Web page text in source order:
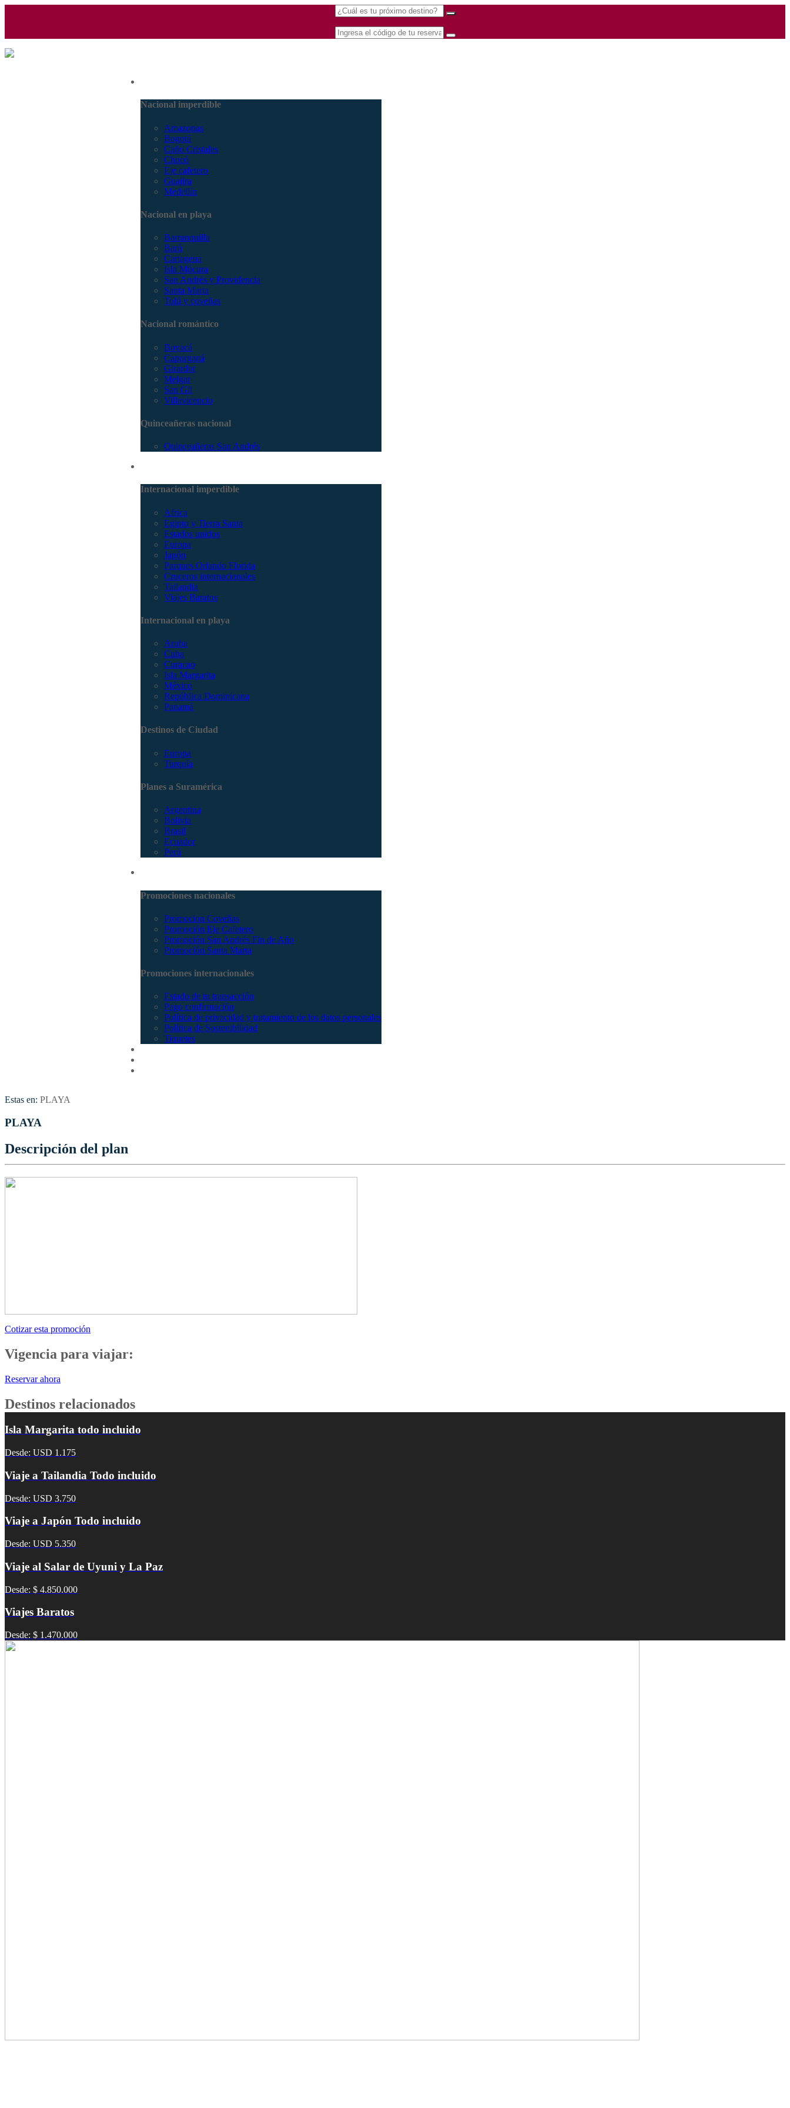
Nacional imperdible
Amazonas
Bogotá
Caño Cristales
Chocó
Eje cafetero
Guajira
Medellín
Nacional en playa
Barranquilla
Barú
Cartagena
Isla Múcura
San Andrés y Providencia
Santa Marta
Tolú y coveñas
Nacional romántico
Boyacá
Capurganá
Girardot
Melgar
San Gil
Villavicencio
Quinceañeras nacional
Quinceañeras San Andrés
Internacional imperdible
Africa
Egipto y Tierra Santa
Estados unidos
Europa
Japón
Parques Orlando Florida
Cruceros internacionales
Tailandia
Viajes Baratos
Internacional en playa
Aruba
Cuba
Curacao
Isla Margarita
México
República Dominicana
Panamá
Destinos de Ciudad
Europa
Turquía
Planes a Suramérica
Argentina
Bolivia
Brasil
Ecuador
Perú
Promociones nacionales
Promocion Coveñas
Promoción Eje Cafetero
Promoción San Andrés Fin de Año
Promoción Santa Marta
Promociones internacionales
Estado de tu transacción
Pago confirmación
Política de privacidad y tratamiento de los datos personales
Política de Sostenibilidad
Tiquetes
Estas en: PLAYA
PLAYA
Descripción del plan
Cotizar esta promoción
Vigencia para viajar:
Reservar ahora
Destinos relacionados
Isla Margarita todo incluido
Desde: USD 1.175
Viaje a Tailandia Todo incluido
Desde: USD 3.750
Viaje a Japón Todo incluido
Desde: USD 5.350
Viaje al Salar de Uyuni y La Paz
Desde: $ 4.850.000
Viajes Baratos
Desde: $ 1.470.000